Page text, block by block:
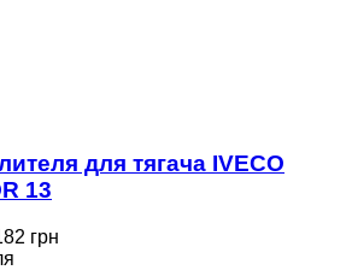
для тягача IVECO
13
грн